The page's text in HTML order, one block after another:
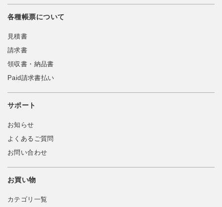
各種帳票について
見積書
請求書
領収書・納品書
Paid請求書払い
サポート
お知らせ
よくあるご質問
お問い合わせ
お買い物
カテゴリ一覧